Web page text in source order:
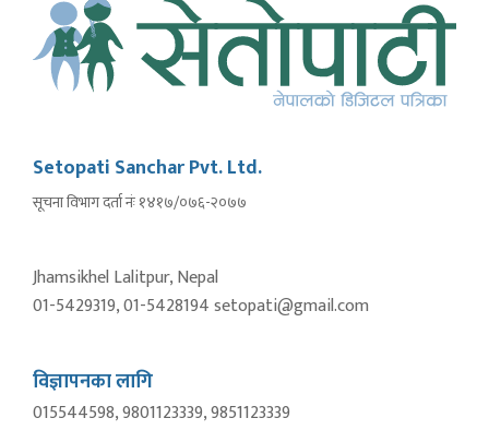
Setopati Sanchar Pvt. Ltd.
सूचना विभाग दर्ता नंः १४१७/०७६-२०७७
Jhamsikhel Lalitpur, Nepal
01-5429319, 01-5428194 setopati@gmail.com
विज्ञापनका लागि
015544598, 9801123339, 9851123339